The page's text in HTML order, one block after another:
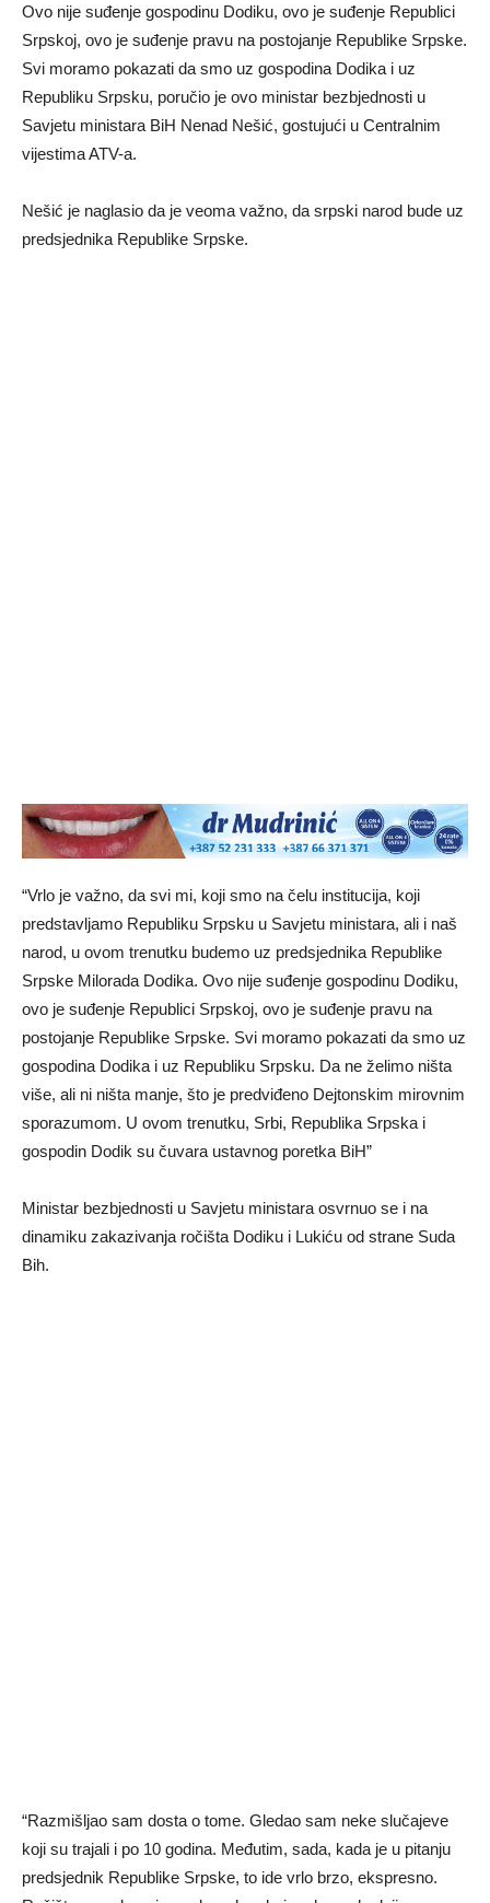
Ovo nije suđenje gospodinu Dodiku, ovo je suđenje Republici
Srpskoj, ovo je suđenje pravu na postojanje Republike Srpske.
Svi moramo pokazati da smo uz gospodina Dodika i uz
Republiku Srpsku, poručio je ovo ministar bezbjednosti u
Savjetu ministara BiH Nenad Nešić, gostujući u Centralnim
vijestima ATV-a.
Nešić je naglasio da je veoma važno, da srpski narod bude uz
predsjednika Republike Srpske.
“Vrlo je važno, da svi mi, koji smo na čelu institucija, koji
predstavljamo Republiku Srpsku u Savjetu ministara, ali i naš
narod, u ovom trenutku budemo uz predsjednika Republike
Srpske Milorada Dodika. Ovo nije suđenje gospodinu Dodiku,
ovo je suđenje Republici Srpskoj, ovo je suđenje pravu na
postojanje Republike Srpske. Svi moramo pokazati da smo uz
gospodina Dodika i uz Republiku Srpsku. Da ne želimo ništa
više, ali ni ništa manje, što je predviđeno Dejtonskim mirovnim
sporazumom. U ovom trenutku, Srbi, Republika Srpska i
gospodin Dodik su čuvara ustavnog poretka BiH”
Ministar bezbjednosti u Savjetu ministara osvrnuo se i na
dinamiku zakazivanja ročišta Dodiku i Lukiću od strane Suda
Bih.
“Razmišljao sam dosta o tome. Gledao sam neke slučajeve
koji su trajali i po 10 godina. Međutim, sada, kada je u pitanju
predsjednik Republike Srpske, to ide vrlo brzo, ekspresno.